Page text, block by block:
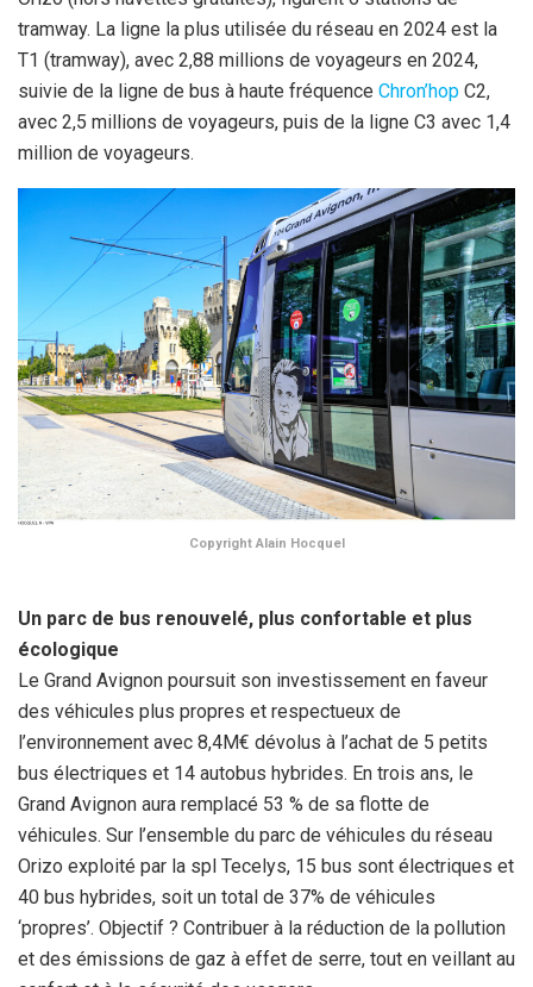
tramway. La ligne la plus utilisée du réseau en 2024 est la
T1 (tramway), avec 2,88 millions de voyageurs en 2024,
suivie de la ligne de bus à haute fréquence Chron’hop C2,
avec 2,5 millions de voyageurs, puis de la ligne C3 avec 1,4
million de voyageurs.
Copyright Alain Hocquel
Un parc de bus renouvelé, plus confortable et plus
écologique
Le Grand Avignon poursuit son investissement en faveur
des véhicules plus propres et respectueux de
l’environnement avec 8,4M€ dévolus à l’achat de 5 petits
bus électriques et 14 autobus hybrides. En trois ans, le
Grand Avignon aura remplacé 53 % de sa flotte de
véhicules. Sur l’ensemble du parc de véhicules du réseau
Orizo exploité par la spl Tecelys, 15 bus sont électriques et
40 bus hybrides, soit un total de 37% de véhicules
‘propres’. Objectif ? Contribuer à la réduction de la pollution
et des émissions de gaz à effet de serre, tout en veillant au